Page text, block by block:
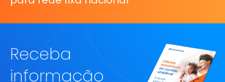
Receba
informação